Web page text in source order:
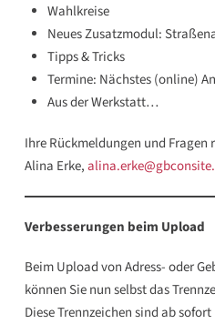
Wahlkreise
Neues Zusatzmodul:
Tipps & Tricks
Termine: Nächstes (online)
Aus der Werkstatt…
Ihre Rückmeldungen und
Alina Erke,
Verbesserungen beim Upload
Beim Upload von Adress- oder
können Sie nun selbst das
Diese Trennzeichen sind ab